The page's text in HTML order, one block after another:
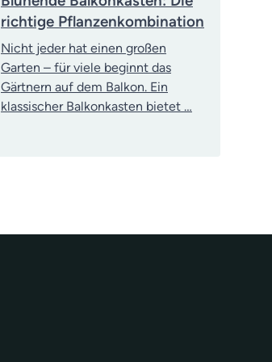
richtige Pflanzenkombination
Nicht jeder hat einen großen
Garten – für viele beginnt das
Gärtnern auf dem Balkon. Ein
klassischer Balkonkasten bietet …